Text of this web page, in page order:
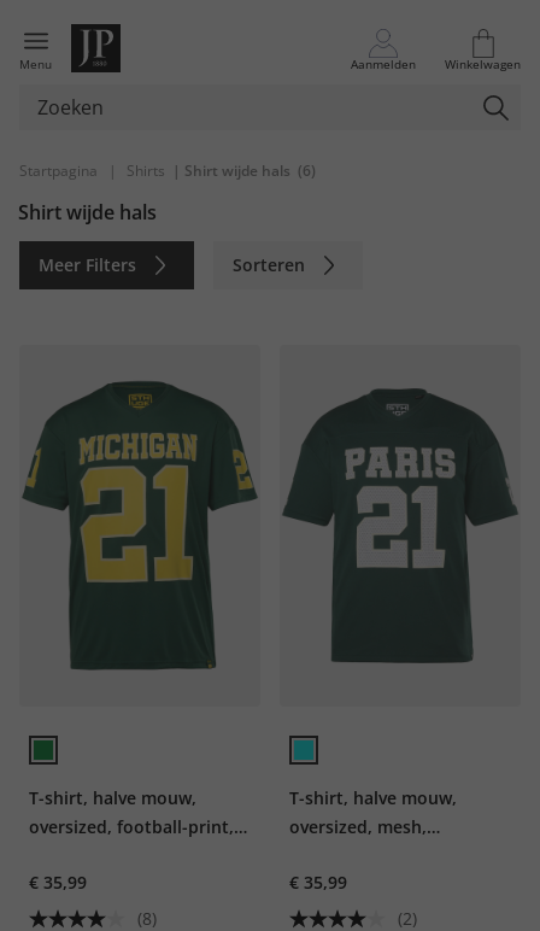
Menu Aanmelden Winkelwagen
Startpagina | Shirts | Shirt wijde hals (6)
Shirt wijde hals
Meer Filters Sorteren
T-shirt, halve mouw,
oversized, football-print,
€ 35,99
(8)
T-shirt, halve mouw,
oversized, mesh,
€ 35,99
(2)